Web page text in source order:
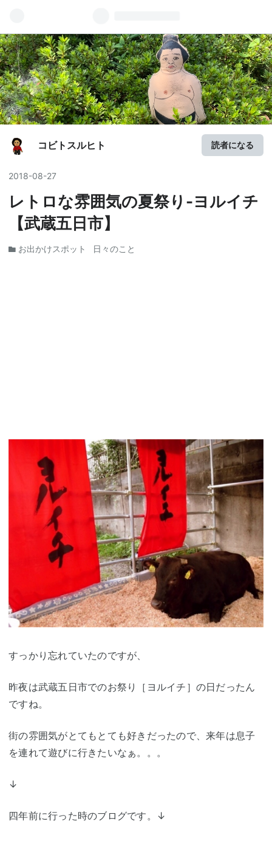
コビトスルヒト 読者になる
2018-08-27
レトロな雰囲気の夏祭り-ヨルイチ
【武蔵五日市】
お出かけスポット 日々のこと
すっかり忘れていたのですが、
昨夜は武蔵五日市でのお祭り［ヨルイチ］の日だったん
ですね。
街の雰囲気がとてもとても好きだったので、来年は息子
を連れて遊びに行きたいなぁ。。。
↓
四年前に行った時のブログです。↓